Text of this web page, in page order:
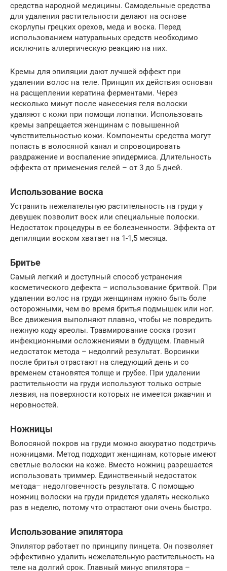
средства народной медицины. Самодельные средства
для удаления растительности делают на основе
скорлупы грецких орехов, меда и воска. Перед
использованием натуральных средств необходимо
исключить аллергическую реакцию на них.
Кремы для эпиляции дают лучшей эффект при
удалении волос на теле. Принцип их действия основан
на расщеплении кератина ферментами. Через
несколько минут после нанесения геля волоски
удаляют с кожи при помощи лопатки. Использовать
кремы запрещается женщинам с повышенной
чувствительностью кожи. Компоненты средства могут
попасть в волосяной канал и спровоцировать
раздражение и воспаление эпидермиса. Длительность
эффекта от применения гелей – от 3 до 5 дней.
Использование воска
Устранить нежелательную растительность на груди у
девушек позволит воск или специальные полоски.
Недостаток процедуры в ее болезненности. Эффекта от
депиляции воском хватает на 1-1,5 месяца.
Бритье
Самый легкий и доступный способ устранения
косметического дефекта – использование бритвой. При
удалении волос на груди женщинам нужно быть боле
осторожными, чем во время бритья подмышек или ног.
Все движения выполняют плавно, чтобы не повредить
нежную коду ареолы. Травмирование соска грозит
инфекционными осложнениями в будущем. Главный
недостаток метода – недолгий результат. Ворсинки
после бритья отрастают на следующий день и со
временем становятся толще и грубее. При удалении
растительности на груди используют только острые
лезвия, на поверхности которых не имеется ржавчин и
неровностей.
Ножницы
Волосяной покров на груди можно аккуратно подстричь
ножницами. Метод подходит женщинам, которые имеют
светлые волоски на коже. Вместо ножниц разрешается
использовать триммер. Единственный недостаток
метода– недолговечность результата. С помощью
ножниц волоски на груди придется удалять несколько
раз в неделю, потому что отрастают они очень быстро.
Использование эпилятора
Эпилятор работает по принципу пинцета. Он позволяет
эффективно удалить нежелательную растительность на
теле на долгий срок. Главный минус эпилятора –